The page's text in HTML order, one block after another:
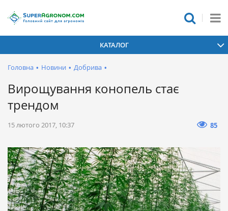
КАТАЛОГ
Головна • Новини • Добрива •
Вирощування конопель стає
трендом
15 лютого 2017, 10:37 85